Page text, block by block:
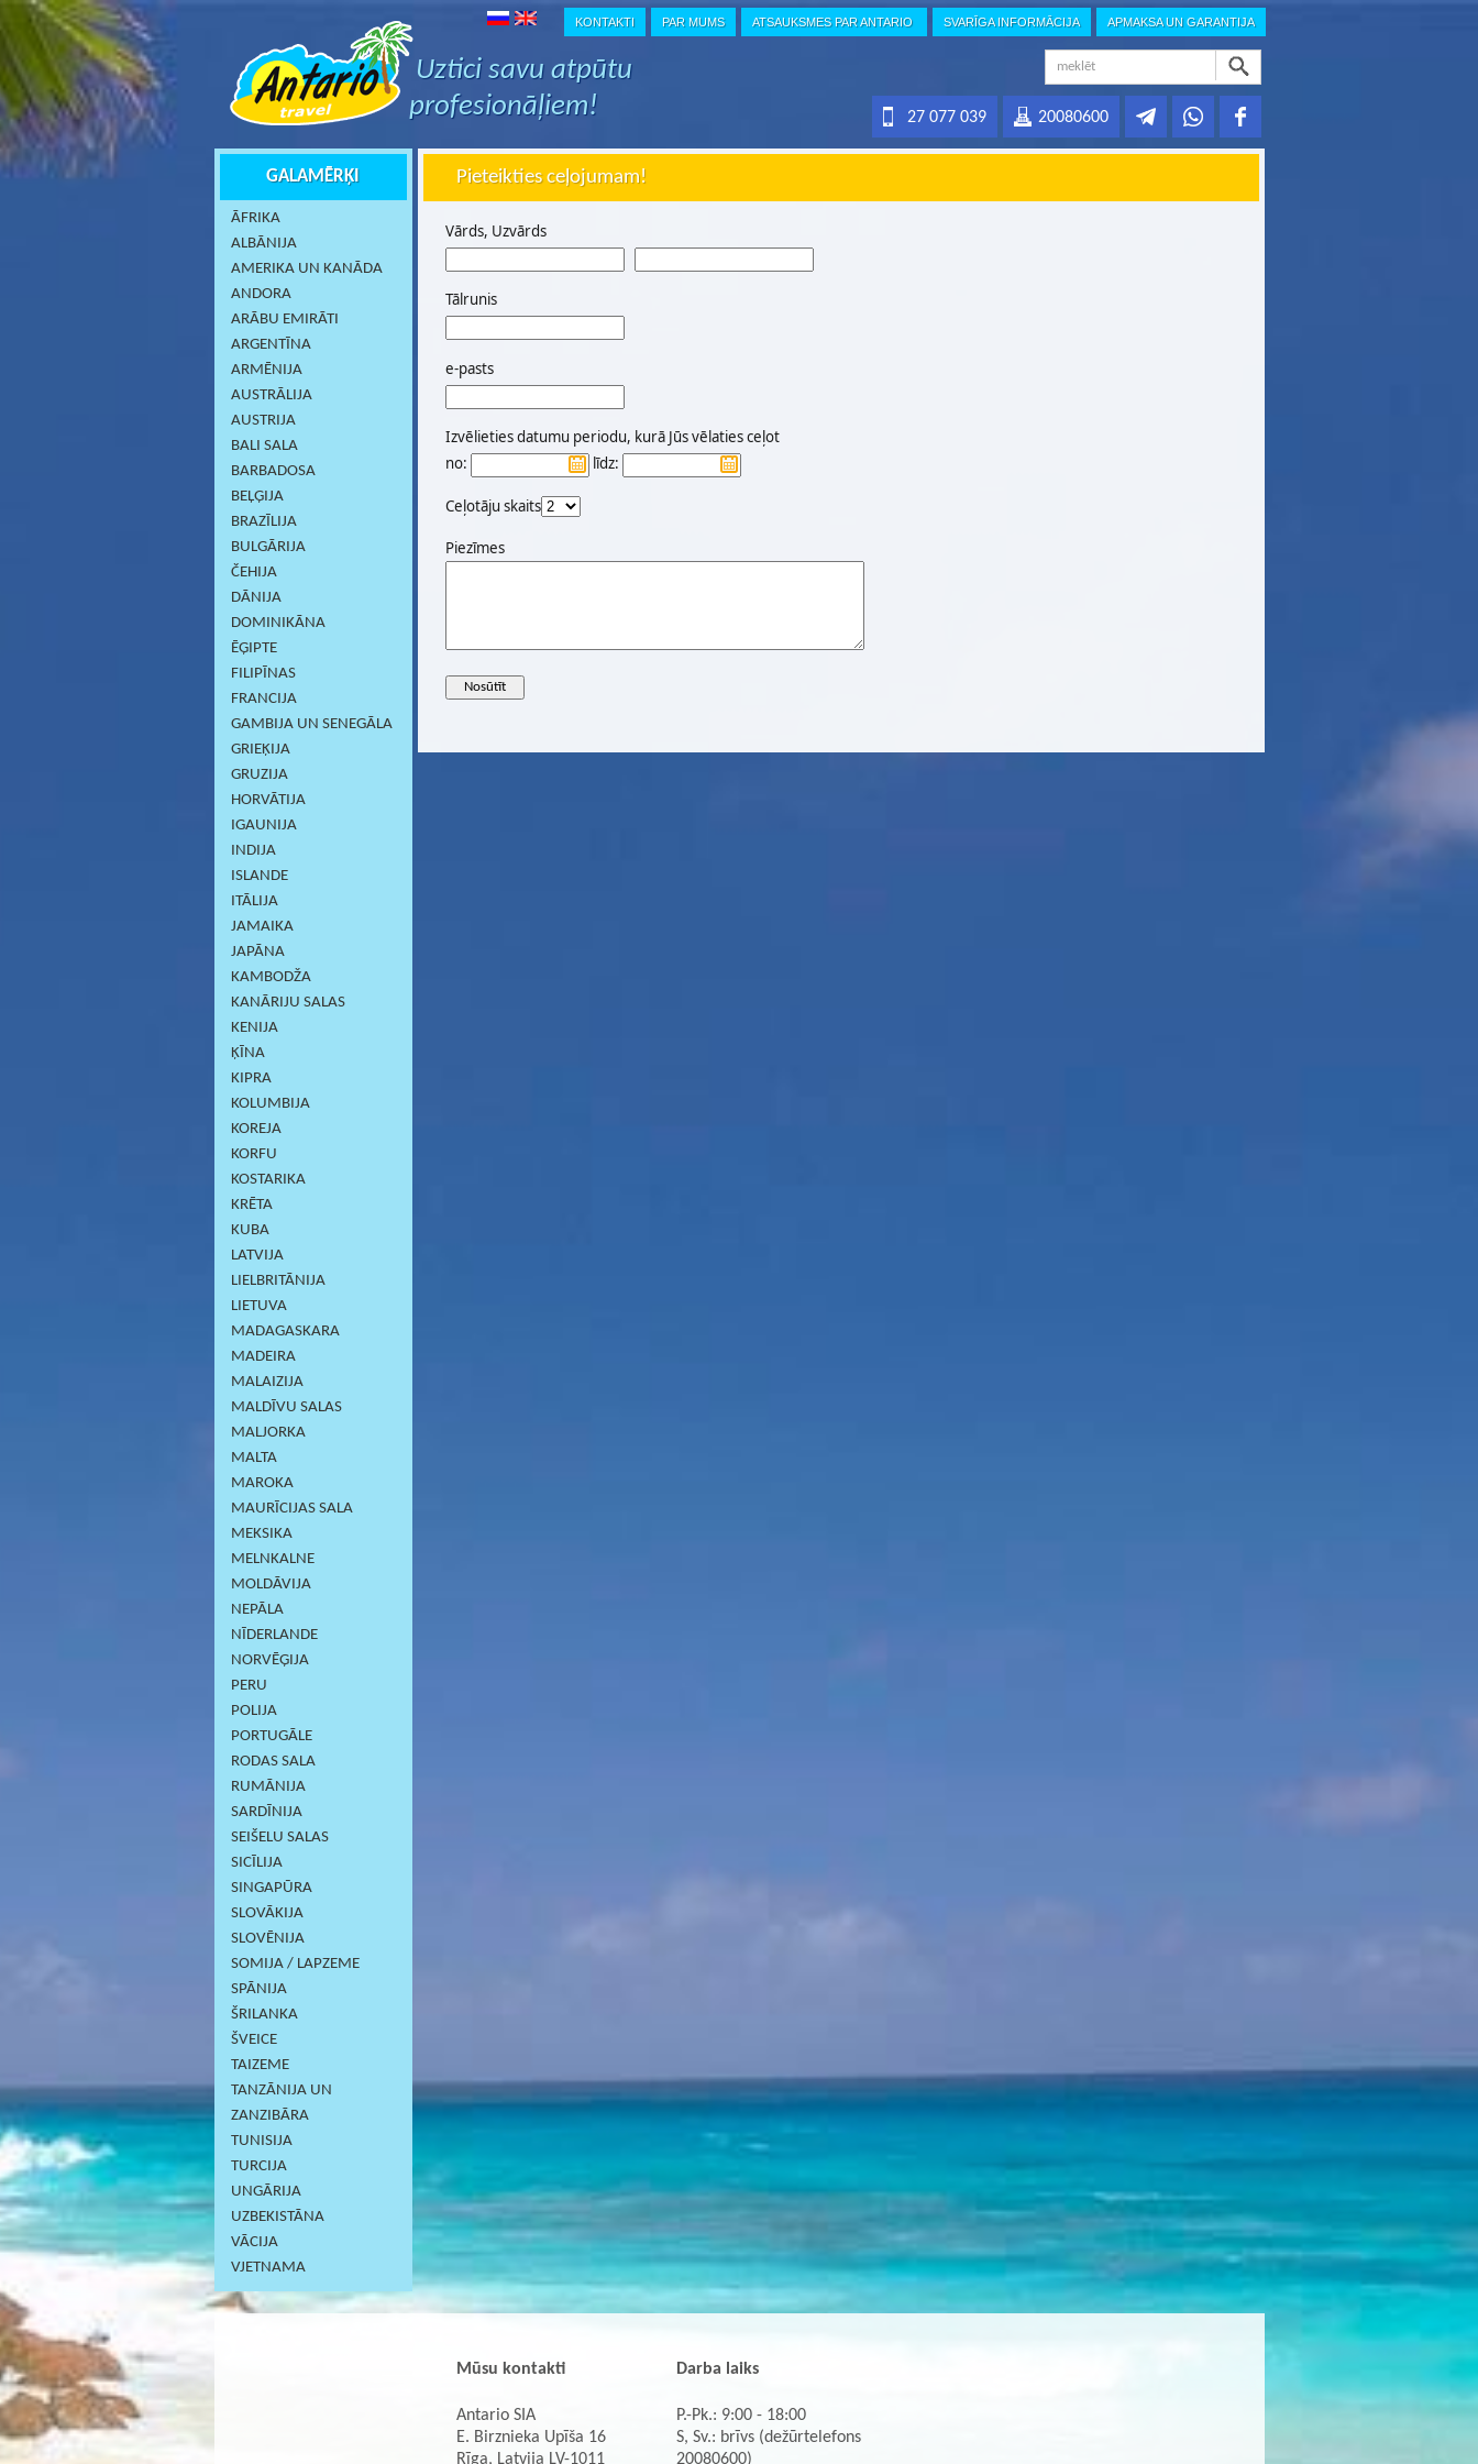
KONTAKTI PAR MUMS ATSAUKSMES PAR ANTARIO SVARĪGA INFORMĀCIJA APMAKSA UN GARANTIJA
Uztici savu atpūtu
profesionāļiem!
20080600
27 077 039
GALAMĒRĶI
ĀFRIKA
ALBĀNIJA
AMERIKA UN KANĀDA
ANDORA
ARĀBU EMIRĀTI
ARGENTĪNA
ARMĒNIJA
AUSTRĀLIJA
AUSTRIJA
BALI SALA
BARBADOSA
BEĻĢIJA
BRAZĪLIJA
BULGĀRIJA
ČEHIJA
DĀNIJA
DOMINIKĀNA
ĒĢIPTE
FILIPĪNAS
FRANCIJA
GAMBIJA UN SENEGĀLA
GRIEĶIJA
GRUZIJA
HORVĀTIJA
IGAUNIJA
INDIJA
ISLANDE
ITĀLIJA
JAMAIKA
JAPĀNA
KAMBODŽA
KANĀRIJU SALAS
KENIJA
ĶĪNA
KIPRA
KOLUMBIJA
KOREJA
KORFU
KOSTARIKA
KRĒTA
KUBA
LATVIJA
LIELBRITĀNIJA
LIETUVA
MADAGASKARA
MADEIRA
MALAIZIJA
MALDĪVU SALAS
MALJORKA
MALTA
MAROKA
MAURĪCIJAS SALA
MEKSIKA
MELNKALNE
MOLDĀVIJA
NEPĀLA
NĪDERLANDE
NORVĒĢIJA
PERU
POLIJA
PORTUGĀLE
RODAS SALA
RUMĀNIJA
SARDĪNIJА
SEIŠELU SALAS
SICĪLIJA
SINGAPŪRA
SLOVĀKIJA
SLOVĒNIJA
SOMIJA / LAPZEME
SPĀNIJA
ŠRILANKA
ŠVEICE
TAIZEME
TANZĀNIJA UN
ZANZIBĀRA
TUNISIJA
TURCIJA
UNGĀRIJA
UZBEKISTĀNA
VĀCIJA
VJETNAMA
Pieteikties ceļojumam!
Vārds, Uzvārds
Tālrunis
e-pasts
Izvēlieties datumu periodu, kurā Jūs vēlaties ceļot
no:
līdz:
Ceļotāju skaits
Piezīmes
Mūsu kontakti
Antario SIA
E. Birznieka Upīša 16
Rīga, Latvija LV-1011
Darba laiks
P.-Pk.: 9:00 - 18:00
S, Sv.: brīvs (dežūrtelefons
20080600)